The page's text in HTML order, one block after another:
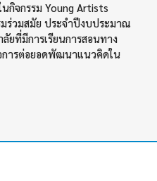
กิจกรรม Young Artists
ร่วมสมัย ประจำปีงบประมาณ
ยที่มีการเรียนการสอนทาง
การต่อยอดพัฒนาแนวคิดใน